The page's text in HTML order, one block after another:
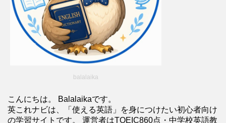
balalaika
こんにちは。 Balalaikaです。
英これナビは、「使える英語」を身につけたい初心者向け
の学習サイトです。 運営者はTOEIC860点・中学校英語教